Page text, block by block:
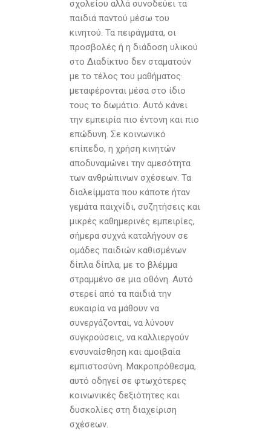
σχολείου αλλά συνοδεύει τα
παιδιά παντού µέσω του
κινητού. Τα πειράγµατα, οι
προσβολές ή η διάδοση υλικού
στο Διαδίκτυο δεν σταµατούν
µε το τέλος του µαθήµατος·
µεταφέρονται µέσα στο ίδιο
τους το δωµάτιο. Αυτό κάνει
την εµπειρία πιο έντονη και πιο
επώδυνη. Σε κοινωνικό
επίπεδο, η χρήση κινητών
αποδυναµώνει την αµεσότητα
των ανθρώπινων σχέσεων. Τα
διαλείµµατα που κάποτε ήταν
γεµάτα παιχνίδι, συζητήσεις και
µικρές καθηµερινές εµπειρίες,
σήµερα συχνά καταλήγουν σε
οµάδες παιδιών καθισµένων
δίπλα δίπλα, µε το βλέµµα
στραµµένο σε µια οθόνη. Αυτό
στερεί από τα παιδιά την
ευκαιρία να µάθουν να
συνεργάζονται, να λύνουν
συγκρούσεις, να καλλιεργούν
ενσυναίσθηση και αµοιβαία
εµπιστοσύνη. Μακροπρόθεσµα,
αυτό οδηγεί σε φτωχότερες
κοινωνικές δεξιότητες και
δυσκολίες στη διαχείριση
σχέσεων.